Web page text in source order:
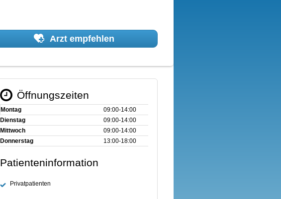
Arzt empfehlen
Öffnungszeiten
Montag
09:00‑14:00
Dienstag
09:00‑14:00
Mittwoch
09:00‑14:00
Donnerstag
13:00‑18:00
Patienteninformation
Privatpatienten